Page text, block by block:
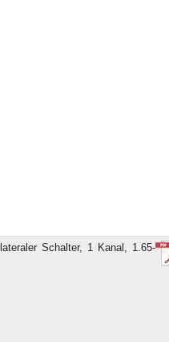
Schalter, 1 Kanal, 1.65-